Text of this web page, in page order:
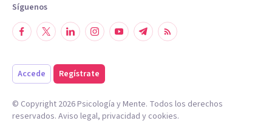
Síguenos
Accede Regístrate
© Copyright 2026Psicología y Mente. Todos los derechos
reservados. Aviso legal, privacidad y cookies.